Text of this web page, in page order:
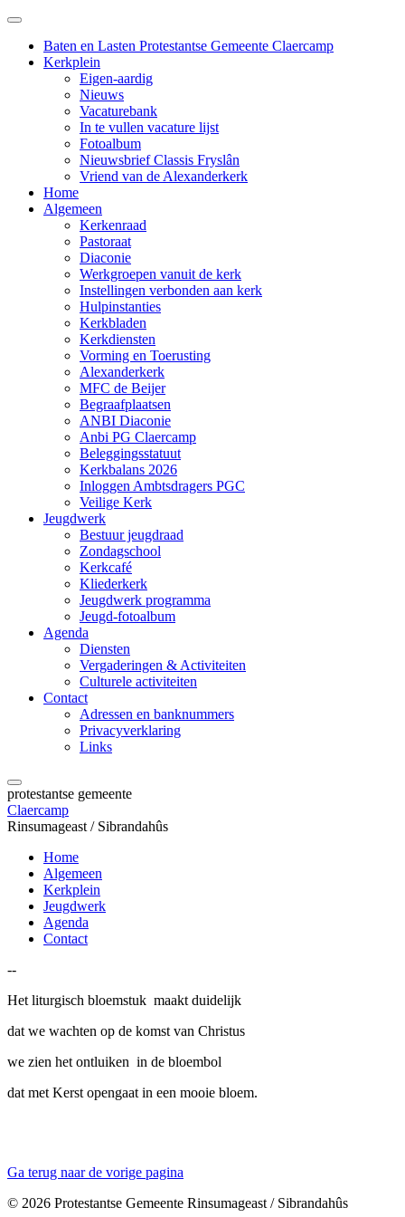
Baten en Lasten Protestantse Gemeente Claercamp
Kerkplein
Eigen-aardig
Nieuws
Vacaturebank
In te vullen vacature lijst
Fotoalbum
Nieuwsbrief Classis Fryslân
Vriend van de Alexanderkerk
Home
Algemeen
Kerkenraad
Pastoraat
Diaconie
Werkgroepen vanuit de kerk
Instellingen verbonden aan kerk
Hulpinstanties
Kerkbladen
Kerkdiensten
Vorming en Toerusting
Alexanderkerk
MFC de Beijer
Begraafplaatsen
ANBI Diaconie
Anbi PG Claercamp
Beleggingsstatuut
Kerkbalans 2026
Inloggen Ambtsdragers PGC
Veilige Kerk
Jeugdwerk
Bestuur jeugdraad
Zondagschool
Kerkcafé
Kliederkerk
Jeugdwerk programma
Jeugd-fotoalbum
Agenda
Diensten
Vergaderingen & Activiteiten
Culturele activiteiten
Contact
Adressen en banknummers
Privacyverklaring
Links
protestantse gemeente
Claercamp
Rinsumageast / Sibrandahûs
Home
Algemeen
Kerkplein
Jeugdwerk
Agenda
Contact
--
Het liturgisch bloemstuk maakt duidelijk
dat we wachten op de komst van Christus
we zien het ontluiken in de bloembol
dat met Kerst opengaat in een mooie bloem.
Ga terug naar de vorige pagina
© 2026 Protestantse Gemeente Rinsumageast / Sibrandahûs